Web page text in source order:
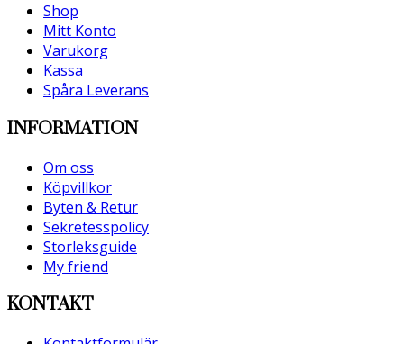
Shop
Mitt Konto
Varukorg
Kassa
Spåra Leverans
INFORMATION
Om oss
Köpvillkor
Byten & Retur
Sekretesspolicy
Storleksguide
My friend
KONTAKT